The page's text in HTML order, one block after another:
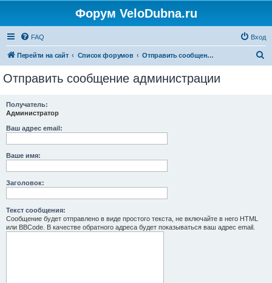
Форум VeloDubna.ru
FAQ Вход
Перейти на сайт Список форумов Отправить сообщение администрации
Отправить сообщение администрации
Получатель:
Администратор
Ваш адрес email:
Ваше имя:
Заголовок:
Текст сообщения:
Сообщение будет отправлено в виде простого текста, не включайте в него HTML
или BBCode. В качестве обратного адреса будет показываться ваш адрес email.